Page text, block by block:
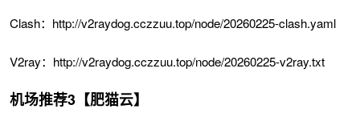
Clash：http://v2raydog.cczzuu.top/node/20260225-clash.yaml
V2ray：http://v2raydog.cczzuu.top/node/20260225-v2ray.txt
机场推荐3【肥猫云】